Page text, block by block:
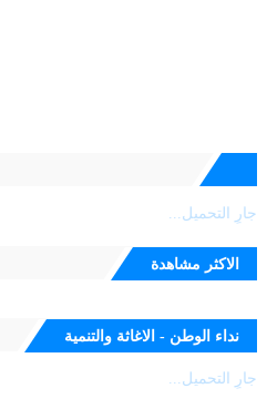
جارٍ التحميل...
الاكثر مشاهدة
نداء الوطن - الاغاثة والتنمية
جارٍ التحميل...